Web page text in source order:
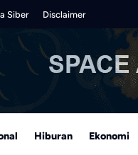
Siber Disclaimer
Hiburan Ekonomi